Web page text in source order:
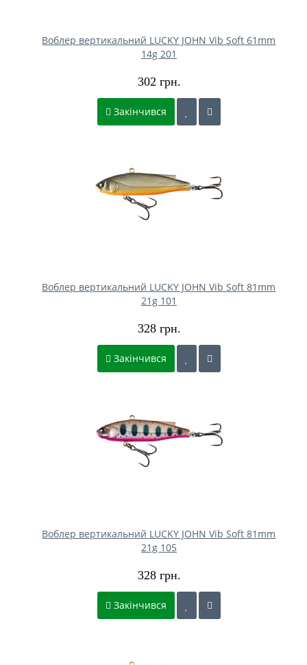
Воблер вертикальний LUCKY JOHN Vib Soft 61mm
14g 201
302 грн.
Закінчився
Воблер вертикальний LUCKY JOHN Vib Soft 81mm
21g 101
328 грн.
Закінчився
Воблер вертикальний LUCKY JOHN Vib Soft 81mm
21g 105
328 грн.
Закінчився